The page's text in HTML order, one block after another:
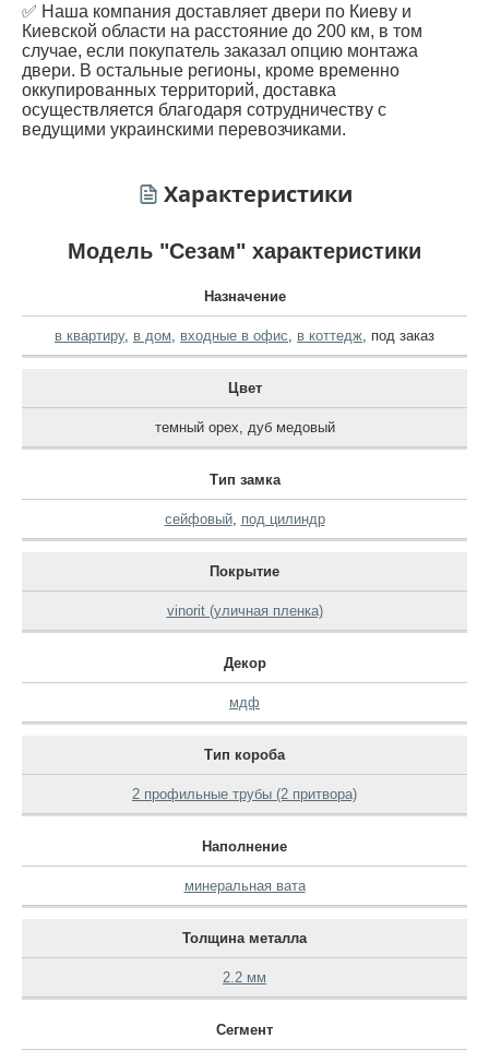
✅ Наша компания доставляет двери по Киеву и
Киевской области на расстояние до 200 км, в том
случае, если покупатель заказал опцию монтажа
двери. В остальные регионы, кроме временно
оккупированных территорий, доставка
осуществляется благодаря сотрудничеству с
ведущими украинскими перевозчиками.
Характеристики
Модель "Сезам" характеристики
Назначение
в квартиру, в дом входные в офис в коттедж под заказ
Цвет
темный орех дуб медовый
Тип замка
сейфовый, под цилиндр
Покрытие
vinorit (уличная пленка)
Декор
мдф
Тип короба
2 профильные трубы (2 притвора)
Наполнение
минеральная вата
Толщина металла
2.2 мм
Сегмент